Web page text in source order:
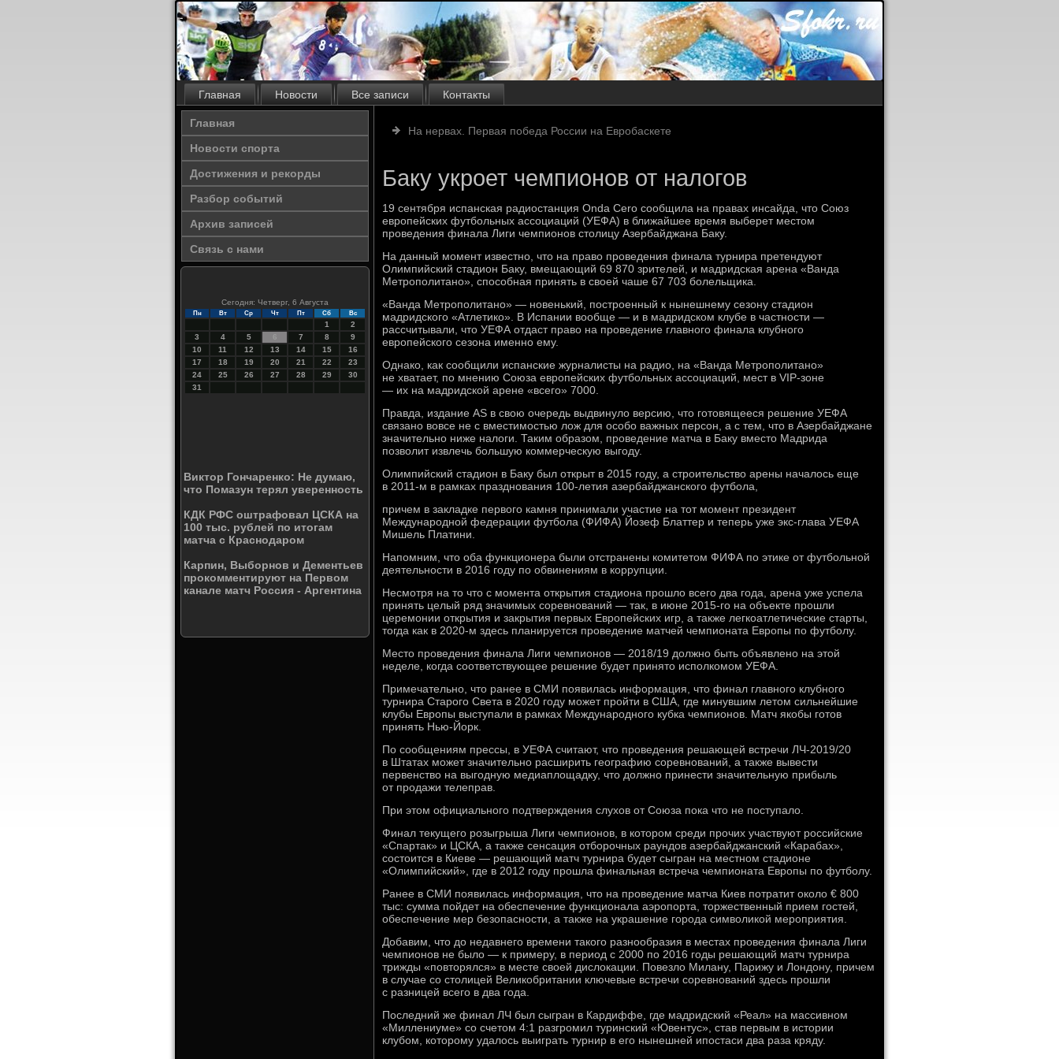
Главная Новости Все записи Контакты
Главная
Новости спорта
Достижения и рекорды
Разбор событий
Архив записей
Связь с нами
Сегодня: Четверг, 6 Августа
Пн Вт Ср Чт Пт Сб Вс
1
2
3
4 5 6 7 8
9
10
11 12 13 14 15
16
17
18 19 20 21 22
23
24
25 26 27 28 29
30
31
Виктор Гончаренко: Не думаю,
что Помазун терял уверенность
КДК РФС оштрафовал ЦСКА на
100 тыс. рублей по итогам
матча с Краснодаром
Карпин, Выборнов и Дементьев
прокомментируют на Первом
канале матч Россия - Аргентина
На нервах. Первая победа России на Евробаскете
Баку укроет чемпионов от налогов
19 сентября испанская радиостанция Onda Cero сообщила на правах инсайда, что Союз
европейских футбольных ассоциаций (УЕФА) в ближайшее время выберет местом
проведения финала Лиги чемпионов столицу Азербайджана Баку.
На данный момент известно, что на право проведения финала турнира претендуют
Олимпийский стадион Баку, вмещающий 69 870 зрителей, и мадридская арена «Ванда
Метрополитано», способная принять в своей чаше 67 703 болельщика.
«Ванда Метрополитано» — новенький, построенный к нынешнему сезону стадион
мадридского «Атлетико». В Испании вообще — и в мадридском клубе в частности —
рассчитывали, что УЕФА отдаст право на проведение главного финала клубного
европейского сезона именно ему.
Однако, как сообщили испанские журналисты на радио, на «Ванда Метрополитано»
не хватает, по мнению Союза европейских футбольных ассоциаций, мест в VIP-зоне
— их на мадридской арене «всего» 7000.
Правда, издание AS в свою очередь выдвинуло версию, что готовящееся решение УЕФА
связано вовсе не с вместимостью лож для особо важных персон, а с тем, что в Азербайджане
значительно ниже налоги. Таким образом, проведение матча в Баку вместо Мадрида
позволит извлечь большую коммерческую выгоду.
Олимпийский стадион в Баку был открыт в 2015 году, а строительство арены началось еще
в 2011-м в рамках празднования 100-летия азербайджанского футбола,
причем в закладке первого камня принимали участие на тот момент президент
Международной федерации футбола (ФИФА) Йозеф Блаттер и теперь уже экс-глава УЕФА
Мишель Платини.
Напомним, что оба функционера были отстранены комитетом ФИФА по этике от футбольной
деятельности в 2016 году по обвинениям в коррупции.
Несмотря на то что с момента открытия стадиона прошло всего два года, арена уже успела
принять целый ряд значимых соревнований — так, в июне 2015-го на объекте прошли
церемонии открытия и закрытия первых Европейских игр, а также легкоатлетические старты,
тогда как в 2020-м здесь планируется проведение матчей чемпионата Европы по футболу.
Место проведения финала Лиги чемпионов — 2018/19 должно быть объявлено на этой
неделе, когда соответствующее решение будет принято исполкомом УЕФА.
Примечательно, что ранее в СМИ появилась информация, что финал главного клубного
турнира Старого Света в 2020 году может пройти в США, где минувшим летом сильнейшие
клубы Европы выступали в рамках Международного кубка чемпионов. Матч якобы готов
принять Нью-Йорк.
По сообщениям прессы, в УЕФА считают, что проведения решающей встречи ЛЧ-2019/20
в Штатах может значительно расширить географию соревнований, а также вывести
первенство на выгодную медиаплощадку, что должно принести значительную прибыль
от продажи телеправ.
При этом официального подтверждения слухов от Союза пока что не поступало.
Финал текущего розыгрыша Лиги чемпионов, в котором среди прочих участвуют российские
«Спартак» и ЦСКА, а также сенсация отборочных раундов азербайджанский «Карабах»,
состоится в Киеве — решающий матч турнира будет сыгран на местном стадионе
«Олимпийский», где в 2012 году прошла финальная встреча чемпионата Европы по футболу.
Ранее в СМИ появилась информация, что на проведение матча Киев потратит около € 800
тыс: сумма пойдет на обеспечение функционала аэропорта, торжественный прием гостей,
обеспечение мер безопасности, а также на украшение города символикой мероприятия.
Добавим, что до недавнего времени такого разнообразия в местах проведения финала Лиги
чемпионов не было — к примеру, в период с 2000 по 2016 годы решающий матч турнира
трижды «повторялся» в месте своей дислокации. Повезло Милану, Парижу и Лондону, причем
в случае со столицей Великобритании ключевые встречи соревнований здесь прошли
с разницей всего в два года.
Последний же финал ЛЧ был сыгран в Кардиффе, где мадридский «Реал» на массивном
«Миллениуме» со счетом 4:1 разгромил туринский «Ювентус», став первым в истории
клубом, которому удалось выиграть турнир в его нынешней ипостаси два раза кряду.